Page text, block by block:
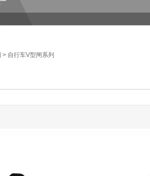
> 自行车V型闸系列